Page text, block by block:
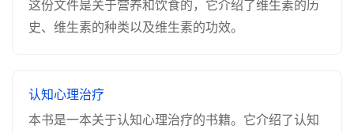
这份文件是关于营养和饮食的，它介绍了维生素的历
史、维生素的种类以及维生素的功效。
认知心理治疗
本书是一本关于认知心理治疗的书籍。它介绍了认知